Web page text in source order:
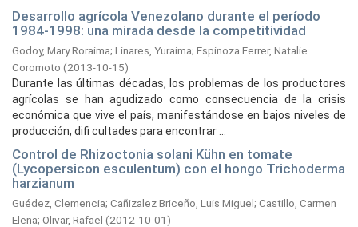
Desarrollo agrícola Venezolano durante el período
1984-1998: una mirada desde la competitividad
Godoy, Mary Roraima; Linares, Yuraima; Espinoza Ferrer, Natalie
Coromoto (2013-10-15)
Durante las últimas décadas, los problemas de los productores
agrícolas se han agudizado como consecuencia de la crisis
económica que vive el país, manifestándose en bajos niveles de
producción, difi cultades para encontrar ...
Control de Rhizoctonia solani Kühn en tomate
(Lycopersicon esculentum) con el hongo Trichoderma
harzianum
Guédez, Clemencia; Cañizalez Briceño, Luis Miguel; Castillo, Carmen
Elena; Olivar, Rafael (2012-10-01)